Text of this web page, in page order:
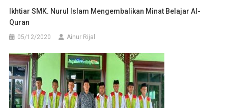
Ikhtiar SMK. Nurul Islam Mengembalikan Minat Belajar Al-
Quran
05/12/2020 Ainur Rijal